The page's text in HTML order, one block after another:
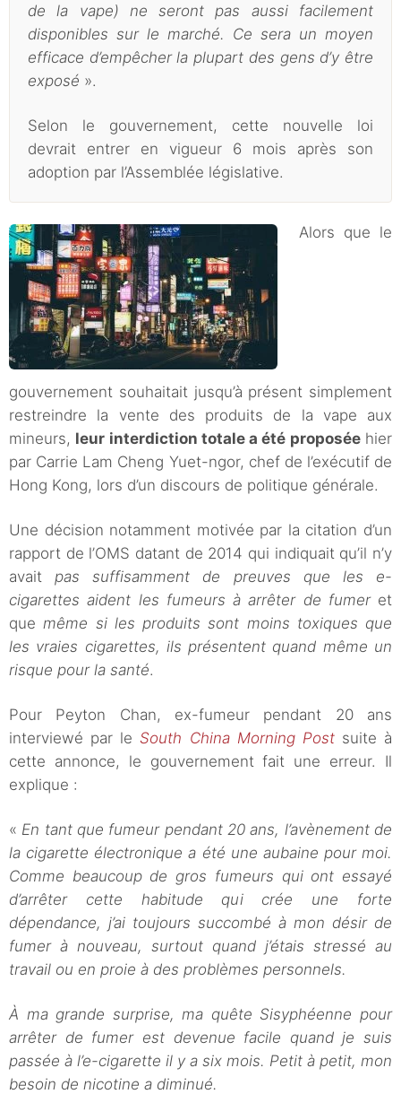
de la vape) ne seront pas aussi facilement
disponibles sur le marché. Ce sera un moyen
efficace d’empêcher la plupart des gens d’y être
exposé ».
Selon le gouvernement, cette nouvelle loi
devrait entrer en vigueur 6 mois après son
adoption par l’Assemblée législative.
Alors que le
gouvernement souhaitait jusqu’à présent simplement
restreindre la vente des produits de la vape aux
mineurs, leur interdiction totale a été proposéehier
par Carrie Lam Cheng Yuet-ngor, chef de l’exécutif de
Hong Kong, lors d’un discours de politique générale.
Une décision notamment motivée par la citation d’un
rapport de l’OMS datant de 2014 qui indiquait qu’il n’y
avaitpas suffisamment de preuves que les e-
cigarettes aident les fumeurs à arrêter de fumeret
quemême si les produits sont moins toxiques que
les vraies cigarettes, ils présentent quand même un
risque pour la santé.
Pour Peyton Chan, ex-fumeur pendant 20 ans
interviewé par leSouth China Morning Postsuite à
cette annonce, le gouvernement fait une erreur. Il
explique :
« En tant que fumeur pendant 20 ans, l’avènement de
la cigarette électronique a été une aubaine pour moi.
Comme beaucoup de gros fumeurs qui ont essayé
d’arrêter cette habitude qui crée une forte
dépendance, j’ai toujours succombé à mon désir de
fumer à nouveau, surtout quand j’étais stressé au
travail ou en proie à des problèmes personnels.
À ma grande surprise, ma quête Sisyphéenne pour
arrêter de fumer est devenue facile quand je suis
passée à l’e-cigarette il y a six mois. Petit à petit, mon
besoin de nicotine a diminué.